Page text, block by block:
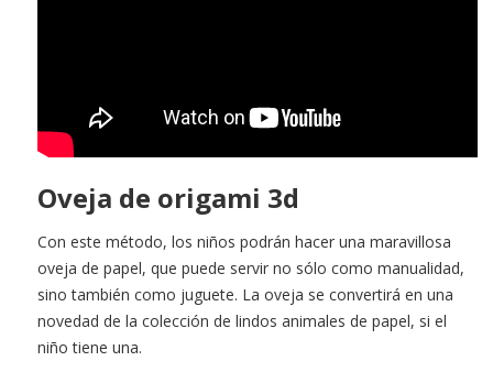
Oveja de origami 3d
Con este método, los niños podrán hacer una maravillosa
oveja de papel, que puede servir no sólo como manualidad,
sino también como juguete. La oveja se convertirá en una
novedad de la colección de lindos animales de papel, si el
niño tiene una.